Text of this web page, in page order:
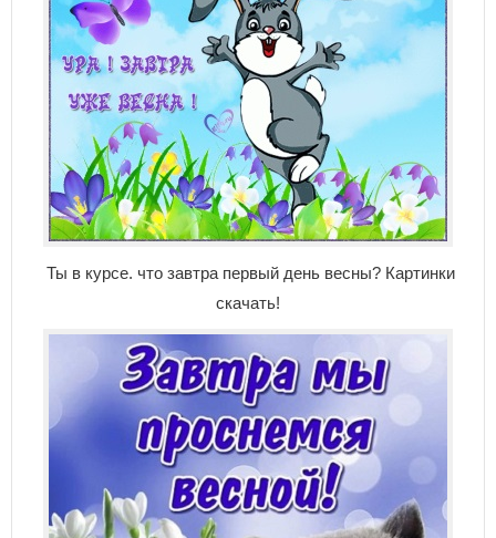
Ты в курсе. что завтра первый день весны? Картинки
скачать!